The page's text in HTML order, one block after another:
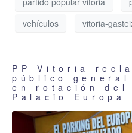
vehículos
vitoria-
PP Vitoria
público
en rotación del
Palacio Europa